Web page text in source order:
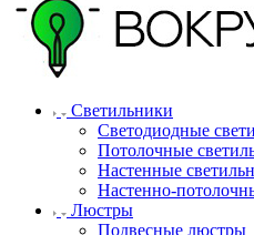
Светильники
Светодиодные
Потолочные
Настенные
Настенно-
Люстры
Подвесные люстры